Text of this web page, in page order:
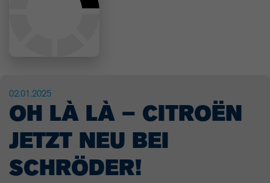
02.01.2025
OH LÀ LÀ – CITROËN
JETZT NEU BEI
SCHRÖDER!